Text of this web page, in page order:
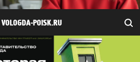
VOLOGDA-POISK.RU